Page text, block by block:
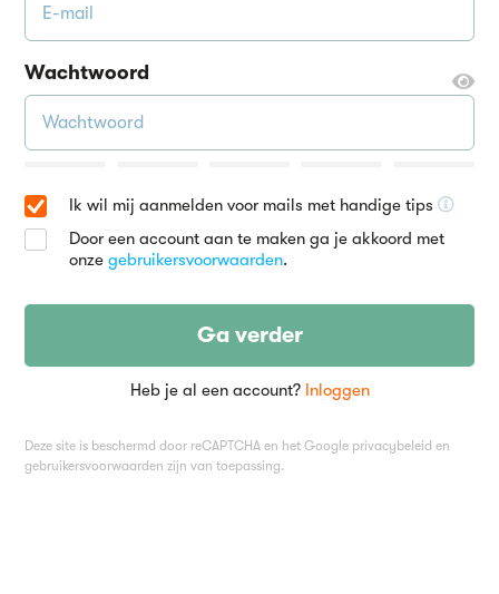
Wachtwoord
Ik wil mij aanmelden voor mails met handige tips
Door een account aan te maken ga je akkoord met
onzegebruikersvoorwaarden.
Deze site is beschermd door reCAPTCHA en het Google privacybeleid en
gebruikersvoorwaarden zijn van toepassing.
Ga verder
Heb je al een account? Inloggen